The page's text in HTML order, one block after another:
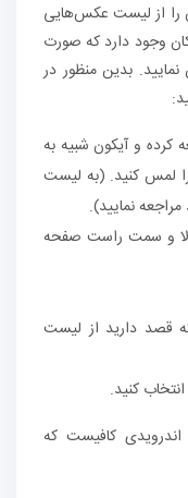
را از لیست عکس‌هایی
وجود دارد که صورت
بدین منظور در
کرده و آیکون شبیه به
لمس کنید. (به لیست
نمایید).
و سمت راست صفحه
قصد دارید از لیست
کافیست که